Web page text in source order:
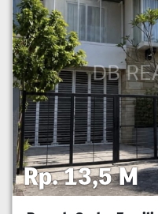
Rp. 13,5 M